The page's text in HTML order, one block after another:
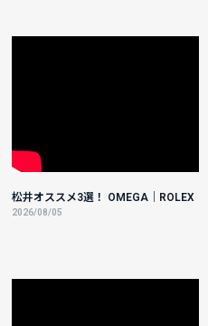
松井オススメ3選！ OMEGA｜ROLEX
2026/08/05